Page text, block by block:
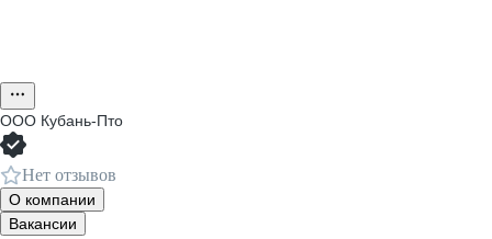
ООО Кубань-Пто
Нет отзывов
О компании
Вакансии